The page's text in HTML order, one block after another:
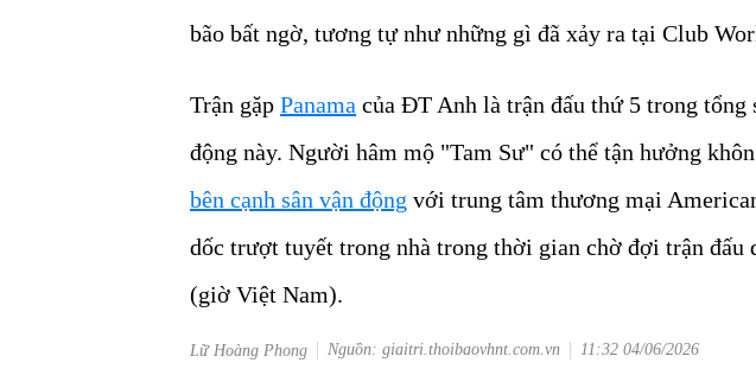
bão bất ngờ, tương tự như những gì đã xảy ra tại Club
Trận gặp Panama của ĐT Anh là trận đấu thứ 5 trong tổng
động này. Người hâm mộ "Tam Sư" có thể tận hưởng
bên cạnh sân vận động với trung tâm thương mại
dốc trượt tuyết trong nhà trong thời gian chờ đợi trận đấu
(giờ Việt Nam).
Lữ Hoàng Phong Nguồn: giaitri.thoibaovhnt.com.vn 11:32 04/06/2026